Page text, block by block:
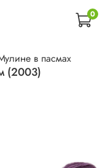
0
в пасмах
(2003)